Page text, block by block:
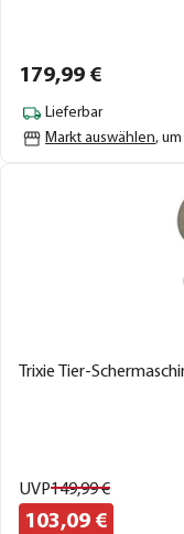
179,99 €
Lieferbar
Markt auswählen,
Trixie Tier-
UVP149,99€
103,09 €